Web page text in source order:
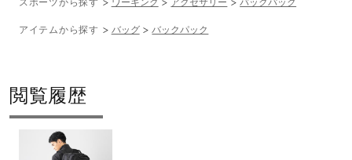
スポーツから探す ワーキング アクセサリー バックパック
アイテムから探す バッグ バックパック
閲覧履歴